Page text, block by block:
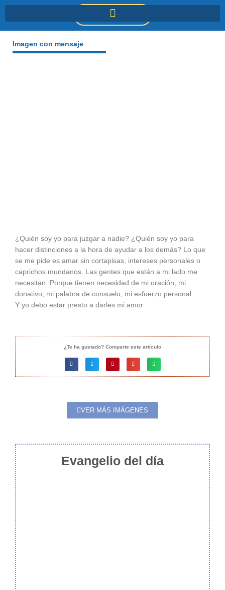
DONACIONES
Imagen con mensaje
¿Quién soy yo para juzgar a nadie? ¿Quién soy yo para
hacer distinciones a la hora de ayudar a los demás? Lo que
se me pide es amar sin cortapisas, intereses personales o
caprichos mundanos. Las gentes que están a mi lado me
necesitan. Porque tienen necesidad de mi oración, mi
donativo, mi palabra de consuelo, mi esfuerzo personal…
Y yo debo estar presto a darles mi amor.
¿Te ha gustado? Comparte este artículo
VER MÁS IMÁGENES
Evangelio del día